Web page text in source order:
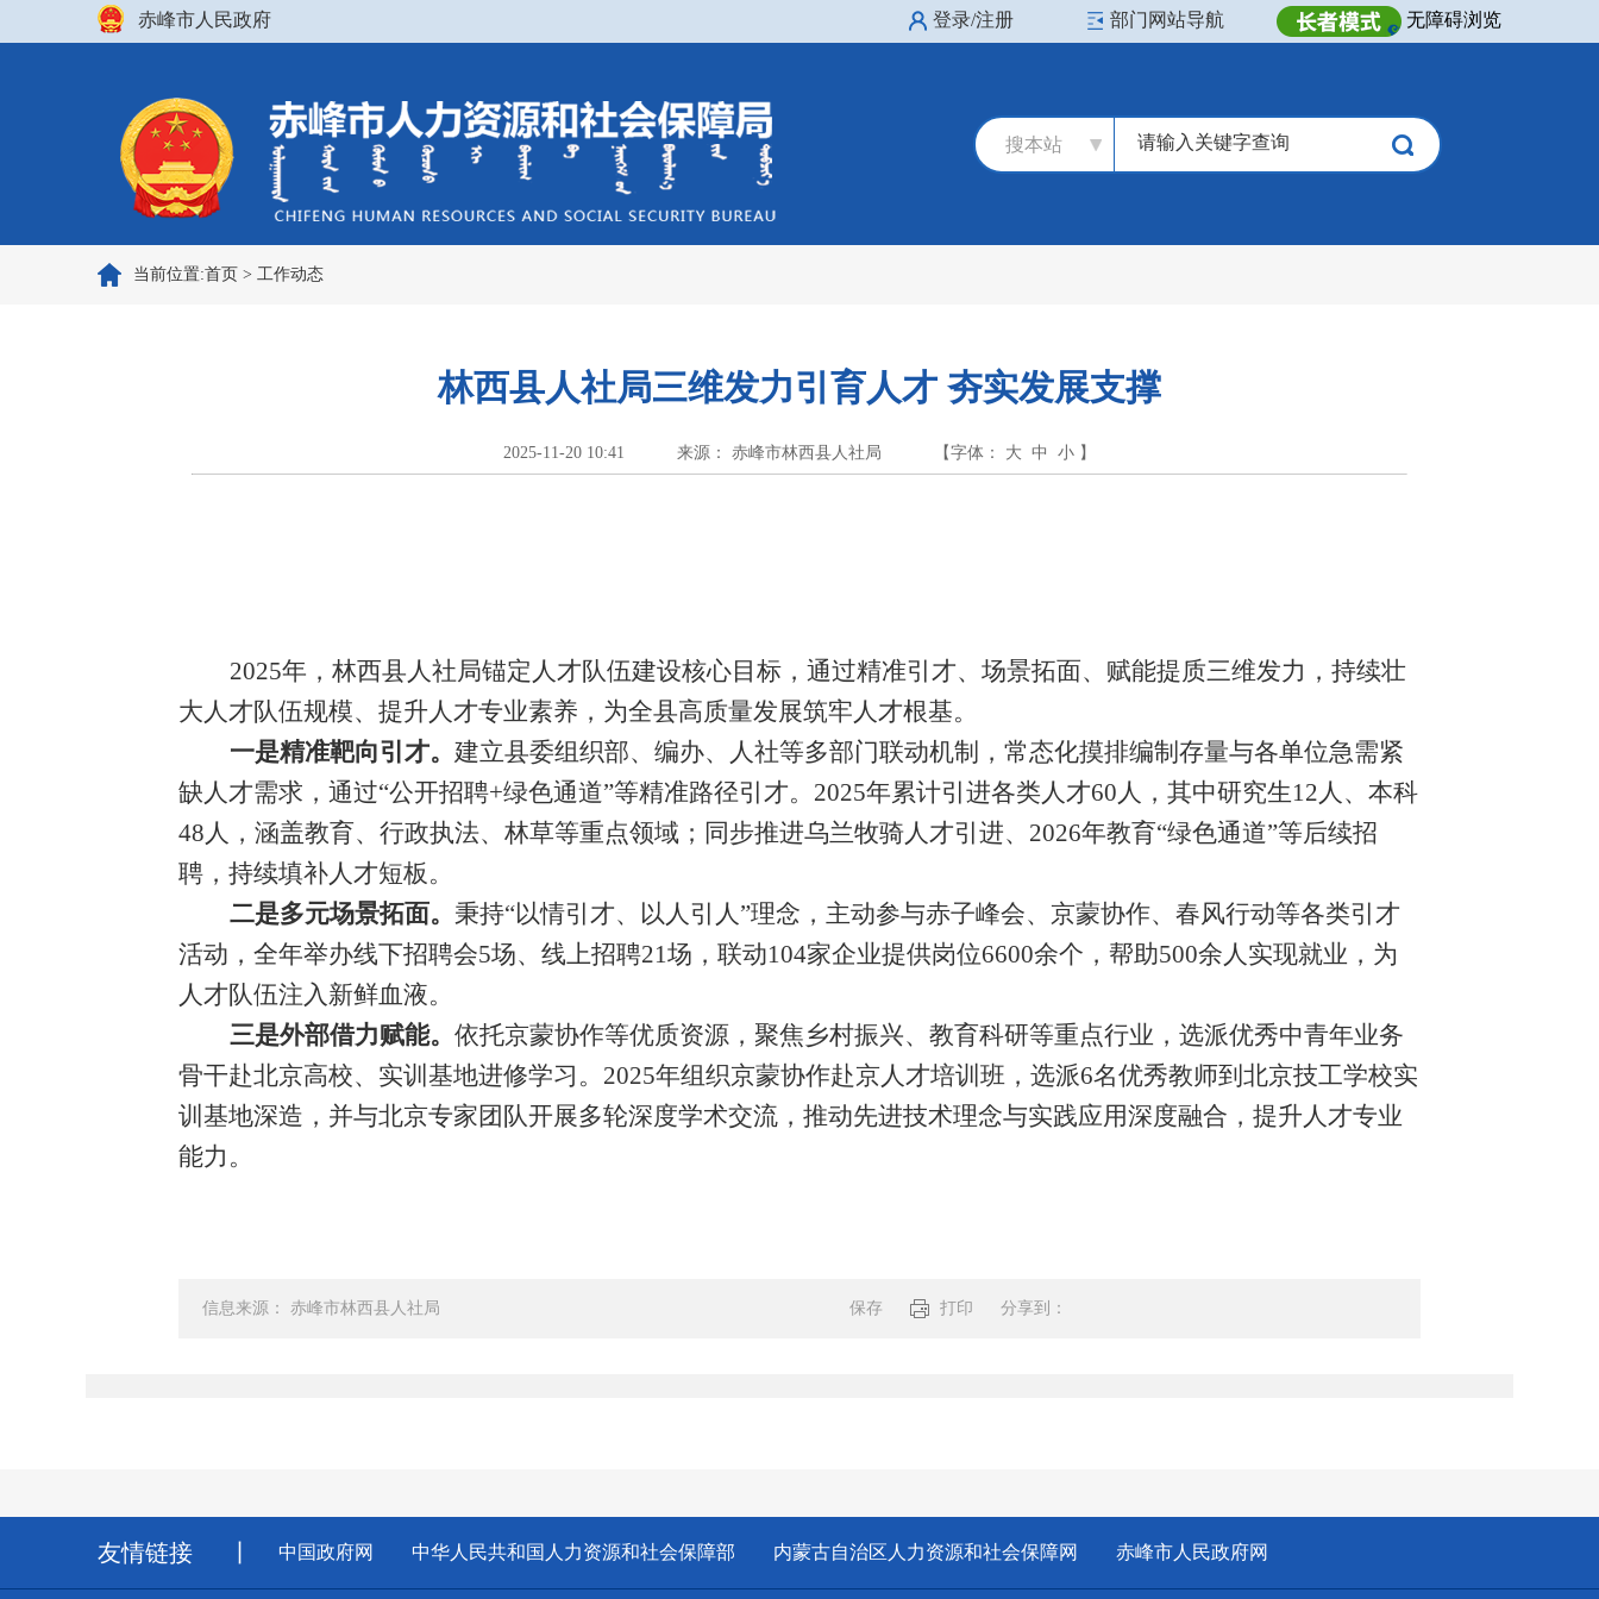
赤峰市人民政府 登录/注册 部门网站导航 无障碍浏览
搜本站
当前位置:首页 > 工作动态
林西县人社局三维发力引育人才 夯实发展支撑
2025-11-20 10:41 来源： 赤峰市林西县人社局 【字体： 大 中 小 】
2025年，林西县人社局锚定人才队伍建设核心目标，通过精准引才、场景拓面、赋能提质三维发力，持续壮
大人才队伍规模、提升人才专业素养，为全县高质量发展筑牢人才根基。
一是精准靶向引才。 建立县委组织部、编办、人社等多部门联动机制，常态化摸排编制存量与各单位急需紧
缺人才需求，通过“公开招聘+绿色通道”等精准路径引才。2025年累计引进各类人才60人，其中研究生12人、本科
48人，涵盖教育、行政执法、林草等重点领域；同步推进乌兰牧骑人才引进、2026年教育“绿色通道”等后续招
聘，持续填补人才短板。
二是多元场景拓面。 秉持“以情引才、以人引人”理念，主动参与赤子峰会、京蒙协作、春风行动等各类引才
活动，全年举办线下招聘会5场、线上招聘21场，联动104家企业提供岗位6600余个，帮助500余人实现就业，为
人才队伍注入新鲜血液。
三是外部借力赋能。 依托京蒙协作等优质资源，聚焦乡村振兴、教育科研等重点行业，选派优秀中青年业务
骨干赴北京高校、实训基地进修学习。2025年组织京蒙协作赴京人才培训班，选派6名优秀教师到北京技工学校实
训基地深造，并与北京专家团队开展多轮深度学术交流，推动先进技术理念与实践应用深度融合，提升人才专业
能力。
信息来源： 赤峰市林西县人社局 保存 打印 分享到：
友情链接 中国政府网 中华人民共和国人力资源和社会保障部 内蒙古自治区人力资源和社会保障网 赤峰市人民政府网